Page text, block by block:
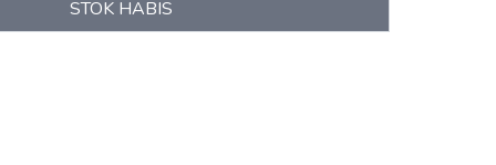
STOK HABIS